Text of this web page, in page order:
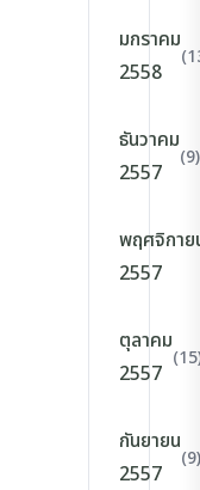
มกราคม
2558
ธันวาคม
2557
(9)
พฤศจิกาย
2557
ตุลาคม
2557
กันยายน
2557
(9)